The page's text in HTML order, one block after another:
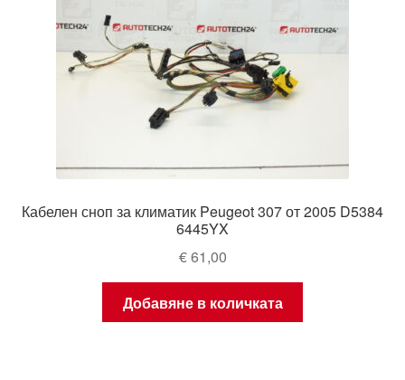
Кабелен сноп за климатик Peugeot 307 от 2005 D5384
6445YX
€61,00
Добавяне в количката